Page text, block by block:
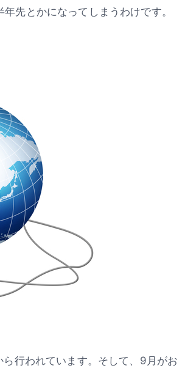
先とかになってしまうわけです。
行われています。そして、9月がお